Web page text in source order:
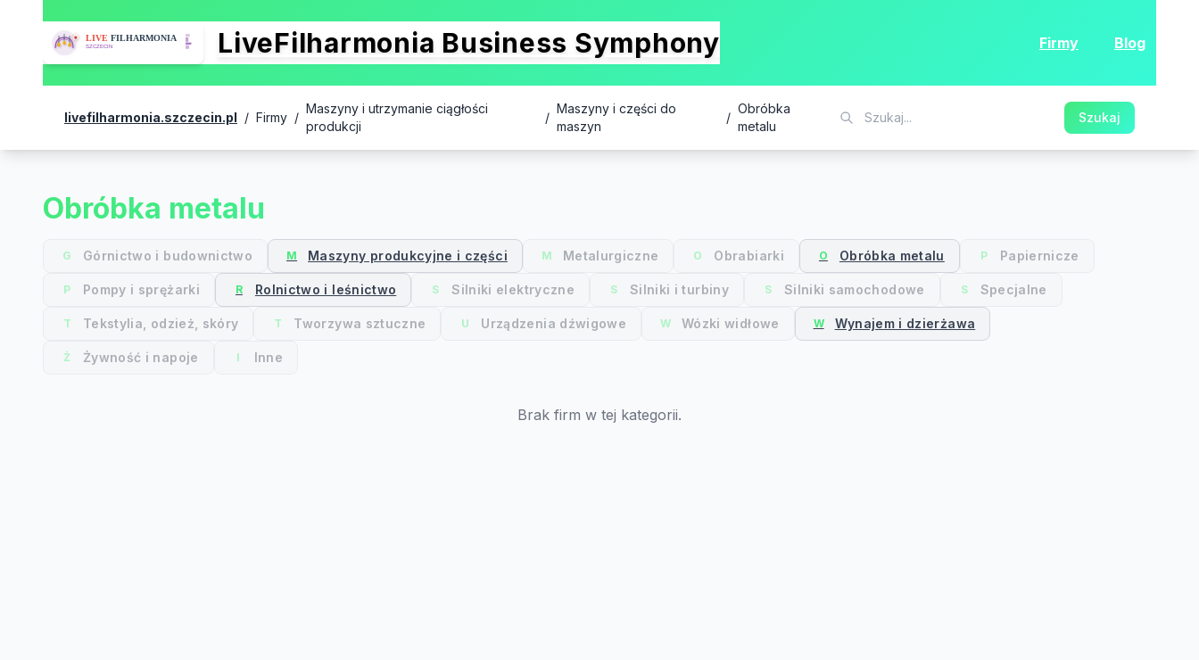
LiveFilharmonia Business Symphony Firmy Blog
livefilharmonia.szczecin.pl / Firmy /
Maszyny i utrzymanie ciągłości
produkcji
/
Maszyny i części do
maszyn
/
Obróbka
metalu
Szukaj
Obróbka metalu
G Górnictwo i budownictwo M Maszyny produkcyjne i części M Metalurgiczne O Obrabiarki O Obróbka metalu P Papiernicze
P Pompy i sprężarki R Rolnictwo i leśnictwo S Silniki elektryczne S Silniki i turbiny S Silniki samochodowe S Specjalne
T Tekstylia, odzież, skóry T Tworzywa sztuczne U Urządzenia dźwigowe W Wózki widłowe W Wynajem i dzierżawa
Ż Żywność i napoje I Inne
Brak firm w tej kategorii.